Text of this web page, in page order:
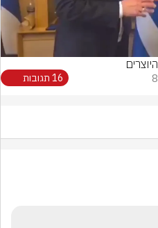
Video
8 16 תגובות